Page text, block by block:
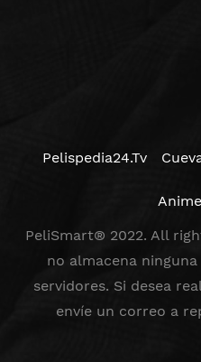
Pelispedia24.Tv
PeliSmart® 2022. All
no almacena
servidores. Si desea
envíe un correo a